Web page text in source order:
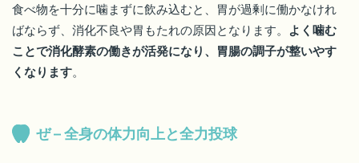
食べ物を十分に噛まずに飲み込むと、胃が過剰に働かなけれ
ばならず、消化不良や胃もたれの原因となります。
よく噛む
ことで消化酵素の働きが活発になり、胃腸の調子が整いやす
くなります。
ぜ – 全身の体力向上と全力投球